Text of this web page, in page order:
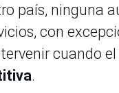
país, ninguna
con
cuando
.